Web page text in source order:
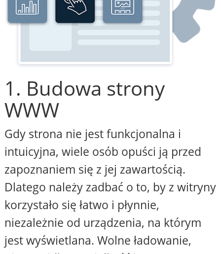
1. Budowa strony
WWW
Gdy strona nie jest funkcjonalna i
intuicyjna, wiele osób opuści ją przed
zapoznaniem się z jej zawartością.
Dlatego należy zadbać o to, by z witryny
korzystało się łatwo i płynnie,
niezależnie od urządzenia, na którym
jest wyświetlana. Wolne ładowanie,